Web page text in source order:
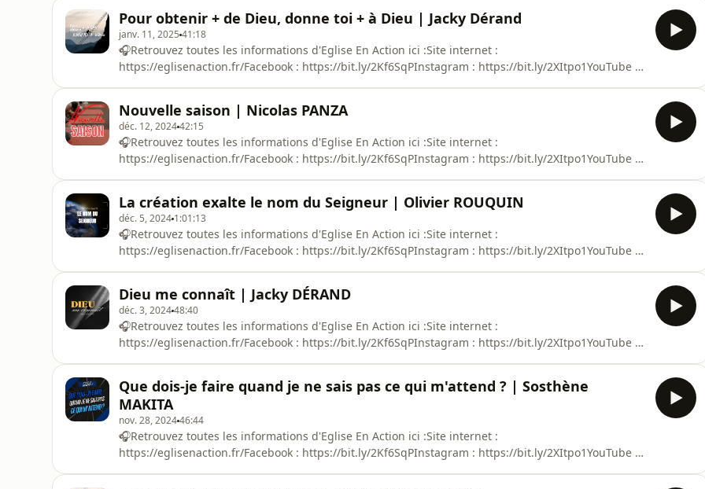
Pour obtenir + de Dieu, donne toi + à Dieu | Jacky Dérand
janv. 11, 2025 41:18
🎧Retrouvez toutes les informations d'Eglise En Action ici :Site internet :
https://eglisenaction.fr/Facebook : https://bit.ly/2Kf6SqPInstagram : https://bit.ly/2XItpo1YouTube :
Nouvelle saison | Nicolas PANZA
déc. 12, 202442:15
🎧Retrouvez toutes les informations d'Eglise En Action ici :Site internet :
https://eglisenaction.fr/Facebook : https://bit.ly/2Kf6SqPInstagram : https://bit.ly/2XItpo1YouTube :
La création exalte le nom du Seigneur | Olivier ROUQUIN
déc. 5, 2024 1:01:13
🎧Retrouvez toutes les informations d'Eglise En Action ici :Site internet :
https://eglisenaction.fr/Facebook : https://bit.ly/2Kf6SqPInstagram : https://bit.ly/2XItpo1YouTube :
Dieu me connaît | Jacky DÉRAND
déc. 3, 202448:40
🎧Retrouvez toutes les informations d'Eglise En Action ici :Site internet :
https://eglisenaction.fr/Facebook : https://bit.ly/2Kf6SqPInstagram : https://bit.ly/2XItpo1YouTube :
Que dois-je faire quand je ne sais pas ce qui m'attend ? | Sosthène
MAKITA
nov. 28, 202446:44
🎧Retrouvez toutes les informations d'Eglise En Action ici :Site internet :
https://eglisenaction.fr/Facebook : https://bit.ly/2Kf6SqPInstagram : https://bit.ly/2XItpo1YouTube :